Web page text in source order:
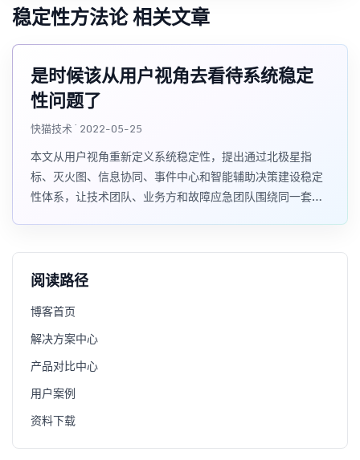
稳定性方法论 相关文章
是时候该从用户视角去看待系统稳定
性问题了
快猫技术 · 2022-05-25
本文从用户视角重新定义系统稳定性，提出通过北极星指
标、灭火图、信息协同、事件中心和智能辅助决策建设稳定
性体系，让技术团队、业务方和故障应急团队围绕同一套可
阅读路径
博客首页
解决方案中心
产品对比中心
用户案例
资料下载